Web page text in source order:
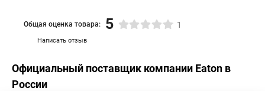
Написать отзыв
Общая оценка товара: 5 1
Официальный поставщик компании Eaton в
России